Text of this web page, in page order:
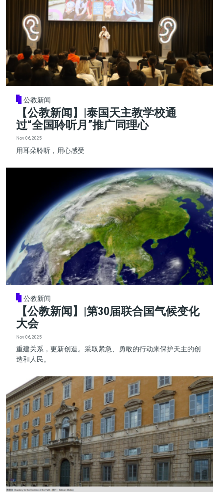
公教新闻
【公教新闻】|泰国天主教学校通
过“全国聆听月”推广同理心
Nov 06, 2025
用耳朵聆听，用心感受
公教新闻
【公教新闻】|第30届联合国气候变化
大会
Nov 06, 2025
重建关系，更新创造。采取紧急、勇敢的行动来保护天主的创
造和人民。